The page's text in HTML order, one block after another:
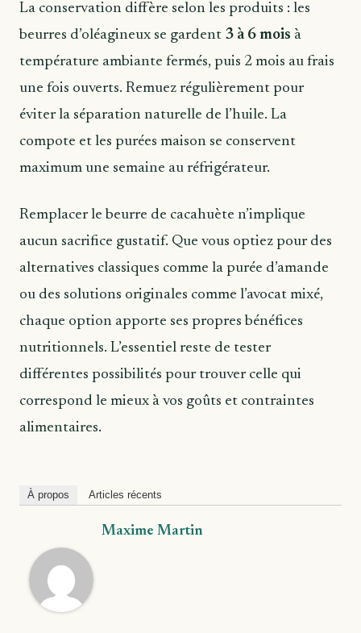
La conservation diffère selon les produits : les
beurres d’oléagineux se gardent 3 à 6 mois à
température ambiante fermés, puis 2 mois au frais
une fois ouverts. Remuez régulièrement pour
éviter la séparation naturelle de l’huile. La
compote et les purées maison se conservent
maximum une semaine au réfrigérateur.
Remplacer le beurre de cacahuète n’implique
aucun sacrifice gustatif. Que vous optiez pour des
alternatives classiques comme la purée d’amande
ou des solutions originales comme l’avocat mixé,
chaque option apporte ses propres bénéfices
nutritionnels. L’essentiel reste de tester
différentes possibilités pour trouver celle qui
correspond le mieux à vos goûts et contraintes
alimentaires.
À propos Articles récents
Maxime Martin